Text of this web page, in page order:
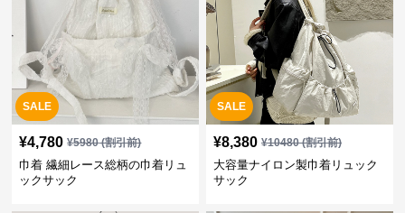
SALE
¥4,780 ¥5980(割引前)
巾着 繊細レース総柄の巾着リュ
ックサック
SALE
¥8,380 ¥10480(割引前)
大容量ナイロン製巾着リュック
サック